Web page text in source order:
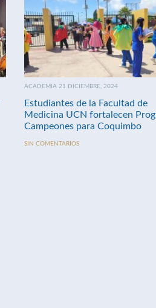
ACADEMIA 21 DICIEMBRE, 2024
Estudiantes de la Facultad de
Medicina UCN fortalecen
Campeones para Coquimbo
SIN COMENTARIOS